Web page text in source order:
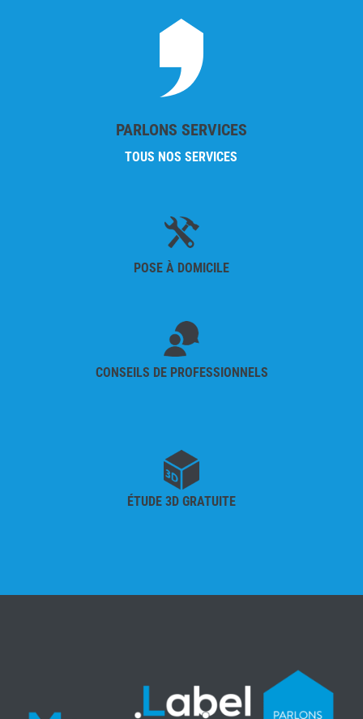
PARLONS SERVICES
TOUS NOS SERVICES
POSE À DOMICILE
CONSEILS DE PROFESSIONNELS
ÉTUDE 3D GRATUITE